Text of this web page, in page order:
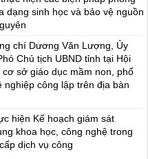
dạng sinh học và bảo vệ nguồn
chí Dương Văn Lượng, Ủy
Chủ tịch UBND tỉnh tại Hội
sở giáo dục mầm non, phổ
công lập trên địa bàn
hiện Kế hoạch giám sát
khoa học, công nghệ trong
dịch vụ công